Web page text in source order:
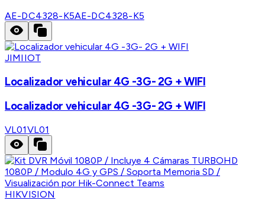
AE-DC4328-K5AE-DC4328-K5
JIMIIOT
Localizador vehicular 4G -3G- 2G + WIFI
Localizador vehicular 4G -3G- 2G + WIFI
VL01VL01
HIKVISION